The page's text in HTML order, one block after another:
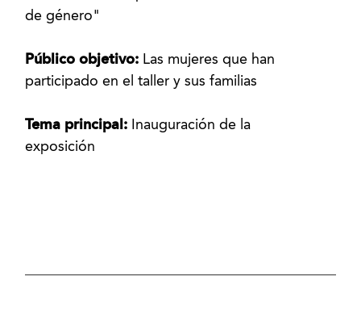
de género"
Público objetivo: Las mujeres que han
participado en el taller y sus familias
Tema principal:
Inauguración de la
exposición